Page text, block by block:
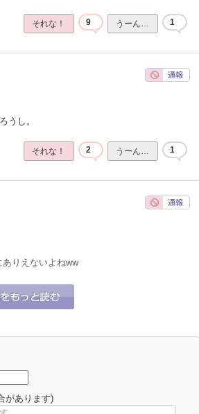
それな！ 9 うーん… 1
うし。
それな！ 2 うーん… 1
りえないよねww
それな！
があります)